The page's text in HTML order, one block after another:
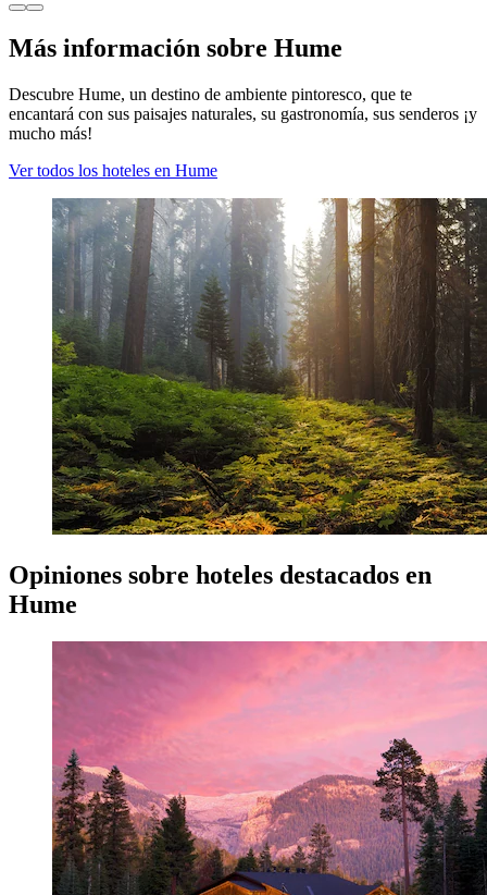
Más información sobre Hume
Descubre Hume, un destino de ambiente pintoresco, que te
encantará con sus paisajes naturales, su gastronomía, sus senderos ¡y
mucho más!
Ver todos los hoteles en Hume
Opiniones sobre hoteles destacados en
Hume